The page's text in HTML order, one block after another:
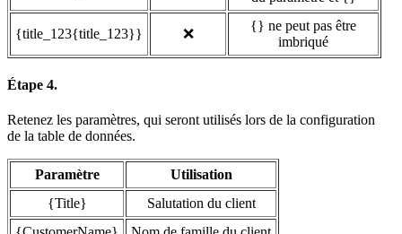
{title_123{title_123}} ❌
{} ne peut pas être
imbriqué
Étape 4.
Retenez les paramètres, qui seront utilisés lors de la configuration
de la table de données.
Paramètre
Utilisation
{Title}
Salutation du client